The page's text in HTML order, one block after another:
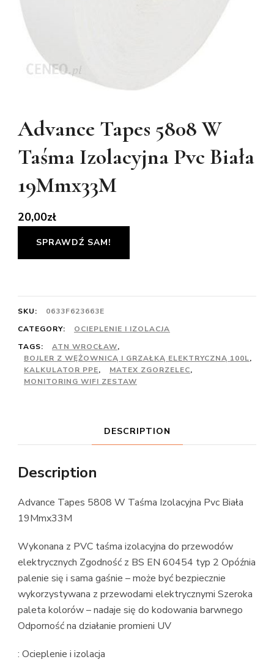
Advance Tapes 5808 W
Taśma Izolacyjna Pvc Biała
19Mmx33M
20,00zł
SPRAWDŹ SAM!
SKU:
0633F623663E
CATEGORY:
OCIEPLENIE I IZOLACJA
TAGS:
ATN WROCŁAW,
BOJLER Z WĘŻOWNICĄ I GRZAŁKĄ ELEKTRYCZNĄ 100L,
KALKULATOR PPE, MATEX ZGORZELEC,
MONITORING WIFI ZESTAW
DESCRIPTION
Description
Advance Tapes 5808 W Taśma Izolacyjna Pvc Biała
19Mmx33M
Wykonana z PVC taśma izolacyjna do przewodów
elektrycznych Zgodność z BS EN 60454 typ 2 Opóźnia
palenie się i sama gaśnie – może być bezpiecznie
wykorzystywana z przewodami elektrycznymi Szeroka
paleta kolorów – nadaje się do kodowania barwnego
Odporność na działanie promieni UV
: Ocieplenie i izolacja